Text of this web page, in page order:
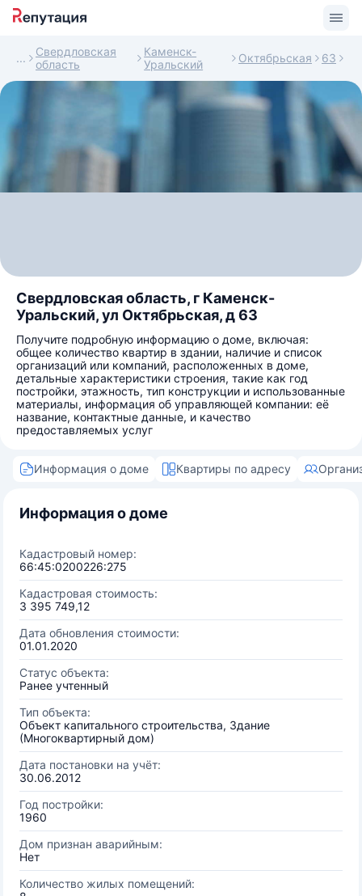
Свердловская
область
Каменск-
Уральский
Октябрьская 63
Свердловская область, г Каменск-
Уральский, ул Октябрьская, д 63
Получите подробную информацию о доме, включая:
общее количество квартир в здании, наличие и список
организаций или компаний, расположенных в доме,
детальные характеристики строения, такие как год
постройки, этажность, тип конструкции и использованные
материалы, информация об управляющей компании: её
название, контактные данные, и качество
предоставляемых услуг
Информация о доме Квартиры по адресу
Информация о доме
Кадастровый номер:
66:45:0200226:275
Кадастровая стоимость:
3 395 749,12
Дата обновления стоимости:
01.01.2020
Статус объекта:
Ранее учтенный
Тип объекта:
Объект капитального строительства, Здание
(Многоквартирный дом)
Дата постановки на учёт:
30.06.2012
Год постройки:
1960
Дом признан аварийным:
Нет
Количество жилых помещений: